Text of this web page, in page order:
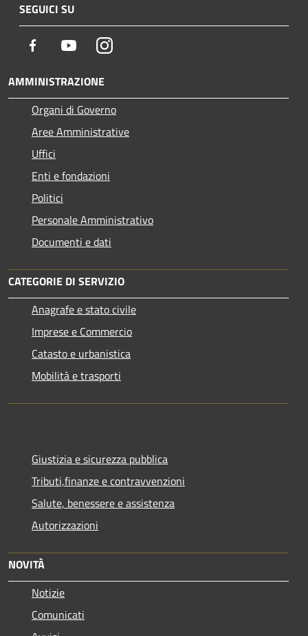
SEGUICI SU
Facebook YoutubeInstagram
AMMINISTRAZIONE
Organi di Governo
Aree Amministrative
Uffici
Enti e fondazioni
Politici
Personale Amministrativo
Documenti e dati
CATEGORIE DI SERVIZIO
Anagrafe e stato civile
Imprese e Commercio
Catasto e urbanistica
Mobilità e trasporti
Giustizia e sicurezza pubblica
Tributi,finanze e contravvenzioni
Salute, benessere e assistenza
Autorizzazioni
NOVITÀ
Notizie
Comunicati